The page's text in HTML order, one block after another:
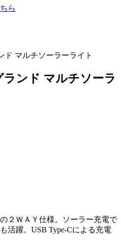
ら
マルチソーラーライト
ンド マルチソーラ
２ＷＡＹ仕様。ソーラー充電で
活躍。USB Type-Cによる充電